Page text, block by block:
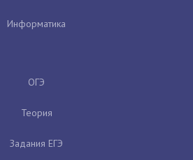
Информатика
ОГЭ
Теория
Задания ЕГЭ